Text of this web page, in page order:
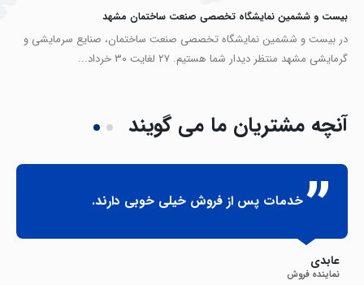
بیست و ششمین نمایشگاه تخصصی صنعت ساختمان مشهد
در بیست و ششمین نمایشگاه تخصصی صنعت ساختمان، صنایع سرمایشی و
گرمایشی مشهد منتظر دیدار شما هستیم. ۲۷ لغایت ۳۰ خرداد...
آنچه مشتریان ما می گویند
خدمات پس از فروش خیلی خوبی دارند.
عابدی
نماینده فروش